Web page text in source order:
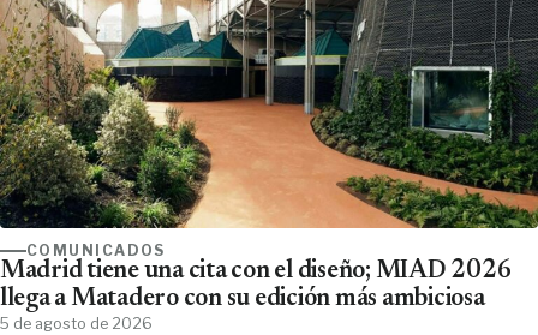
COMUNICADOS
Madrid tiene una cita con el diseño; MIAD 2026
llega a Matadero con su edición más ambiciosa
5 de agosto de 2026